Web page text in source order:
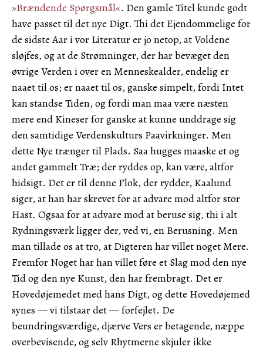
»Brændende Spørgsmål«. Den gamle Titel kunde godt
have passet til det nye Digt. Thi det Ejendommelige for
de sidste Aar i vor Literatur er jo netop, at Voldene
sløjfes, og at de Strømninger, der har bevæget den
øvrige Verden i over en Menneskealder, endelig er
naaet til os; er naaet til os, ganske simpelt, fordi Intet
kan standse Tiden, og fordi man maa være næsten
mere end Kineser for ganske at kunne unddrage sig
den samtidige Verdenskulturs Paavirkninger. Men
dette Nye trænger til Plads. Saa hugges maaske et og
andet gammelt Træ; der ryddes op, kan være, altfor
hidsigt. Det er til denne Flok, der rydder, Kaalund
siger, at han har skrevet for at advare mod altfor stor
Hast. Ogsaa for at advare mod at beruse sig, thi i alt
Rydningsværk ligger der, ved vi, en Berusning. Men
man tillade os at tro, at Digteren har villet noget Mere.
Fremfor Noget har han villet føre et Slag mod den nye
Tid og den nye Kunst, den har frembragt. Det er
Hovedøjemedet med hans Digt, og dette Hovedøjemed
synes — vi tilstaar det — forfejlet. De
beundringsværdige, djærve Vers er betagende, næppe
overbevisende, og selv Rhytmerne skjuler ikke